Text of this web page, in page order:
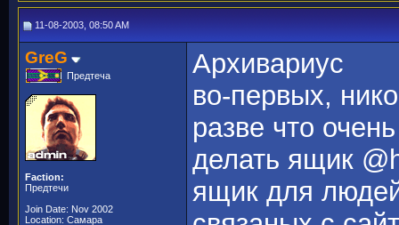
11-08-2003, 08:50 AM
GreG
Предтеча
Faction:
Предтечи
Join Date: Nov 2002
Location: Самара
Архивариус
во-первых,
разве что
делать ящик
ящик для